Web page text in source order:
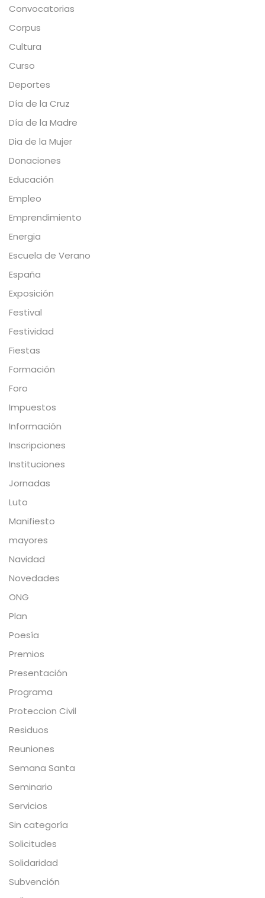
Convocatorias
Corpus
Cultura
Curso
Deportes
Día de la Cruz
Día de la Madre
Dia de la Mujer
Donaciones
Educación
Empleo
Emprendimiento
Energia
Escuela de Verano
España
Exposición
Festival
Festividad
Fiestas
Formación
Foro
Impuestos
Información
Inscripciones
Instituciones
Jornadas
Luto
Manifiesto
mayores
Navidad
Novedades
ONG
Plan
Poesía
Premios
Presentación
Programa
Proteccion Civil
Residuos
Reuniones
Semana Santa
Seminario
Servicios
Sin categoría
Solicitudes
Solidaridad
Subvención